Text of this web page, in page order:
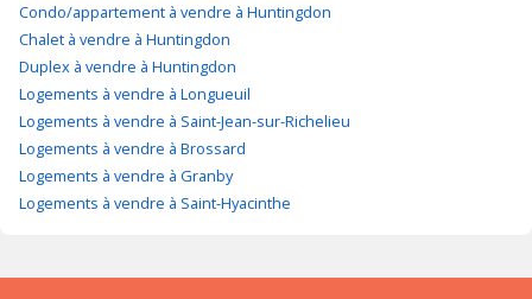
Condo/appartement à vendre à Huntingdon
Chalet à vendre à Huntingdon
Duplex à vendre à Huntingdon
Logements à vendre à Longueuil
Logements à vendre à Saint-Jean-sur-Richelieu
Logements à vendre à Brossard
Logements à vendre à Granby
Logements à vendre à Saint-Hyacinthe